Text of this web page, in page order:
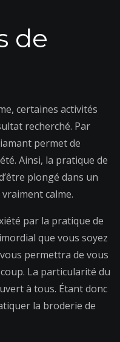
de
certaines activités
recherché. Par
permet de
Ainsi, la pratique de
plongé dans un
calme.
par la pratique de
que vous soyez
permettra de vous
La particularité du
à tous. Étant donc
la broderie de